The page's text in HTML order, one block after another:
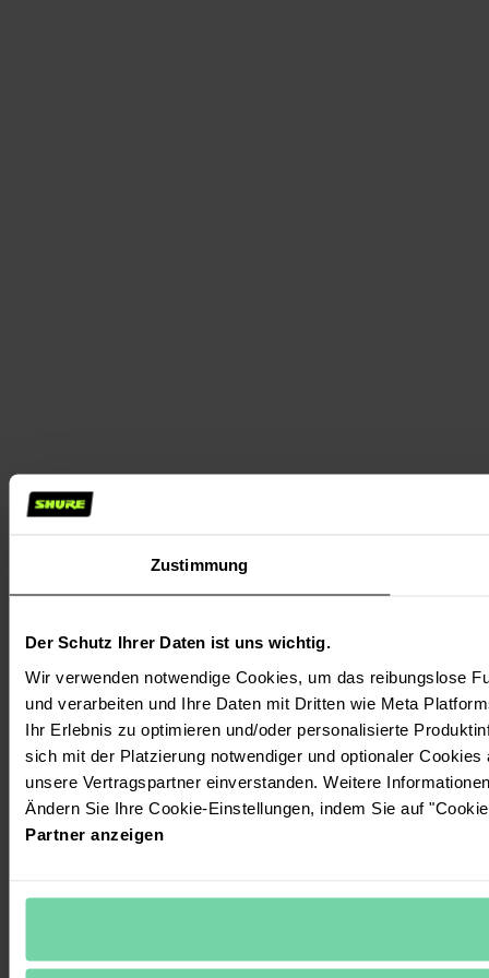
Zustimmung
Der Schutz Ihrer Daten ist uns wichtig.
Wir verwenden notwendige Cookies, um das reibungslose
und verarbeiten und Ihre Daten mit Dritten wie Meta
Ihr Erlebnis zu optimieren und/oder personalisierte
sich mit der Platzierung notwendiger und optionaler
unsere Vertragspartner einverstanden. Weitere
Ändern Sie Ihre Cookie-Einstellungen, indem Sie auf
Partner anzeigen